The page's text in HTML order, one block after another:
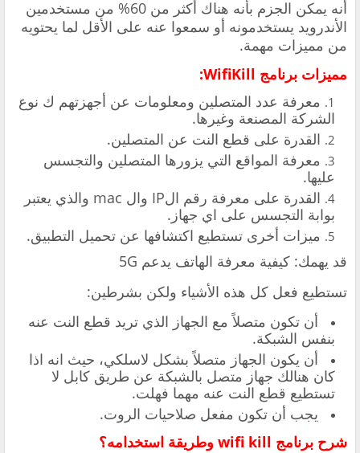
أنه يمكن الجزم بأنه هناك أكثر من 60% من مستخدمين
الأندرويد يستخدمونه أو سمعوا عنه على الأقل لما يحتويه
من مميزات مهمة.
مميزات برنامج WifiKill:
معرفة عدد المتصلين ومعلومات عن أجهزتهم ك نوع
الشركة المصنعة وغيرها.
القدرة على قطع النت عن المتصلين.
معرفة المواقع التي يزورها المتصلين والتجسس
عليها.
القدرة على معرفة رقم الIP وال mac والذي يعتبر
بوابة التجسس على اي جهاز.
ميزات أخرى تستطيع اكتشافها عن تحميل التطبيق.
قد يهمك: كيفية معرفة الهاتف يدعم 5G
تستطيع فعل كل هذه الأشياء ولكن بشرطين:
أن تكون متصلاً مع الجهاز الذي تريد قطع النت عنه
بنفس الشبكة.
أن يكون الجهاز متصلاً بشكل لاسلكي، حيث انه اذا
كان هنالك جهاز متصل بالشبكة عن طريق كابل لا
تستطيع قطع النت عنه مهما فهلت.
يجب أن تكون مفعل صلاحيات الروت.
شرح برنامج wifi kill وطريقة استخدامه؟